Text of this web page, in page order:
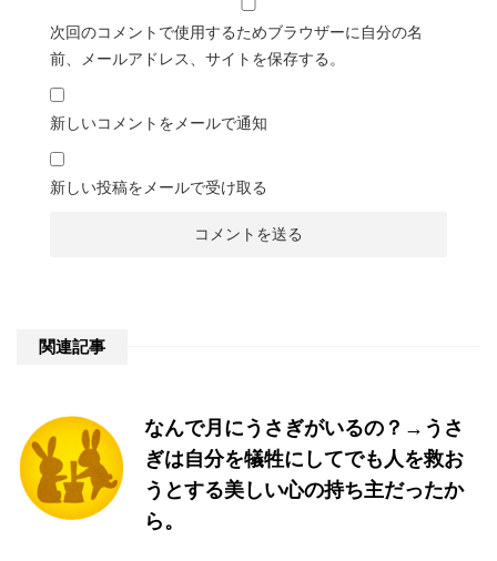
次回のコメントで使用するためブラウザーに自分の名
前、メールアドレス、サイトを保存する。
新しいコメントをメールで通知
新しい投稿をメールで受け取る
関連記事
なんで月にうさぎがいるの？→うさ
ぎは自分を犠牲にしてでも人を救お
うとする美しい心の持ち主だったか
ら。